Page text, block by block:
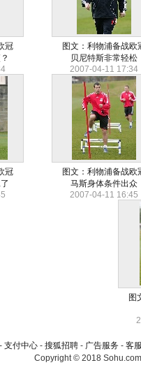
冠
图文：利物浦备战欧
贝尼特斯非常轻松
2007-04-11 17:34
冠
图文：利物浦备战欧
马斯身体条件出众
2007-04-11 16:45
图
- 支付中心 - 搜狐招聘 - 广告服务 - 客
Copyright © 2018